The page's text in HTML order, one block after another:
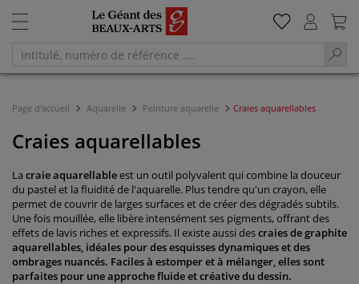
Page d'accueil Aquarelle Peinture aquarelle Craies aquarellables
Craies aquarellables
La craie aquarellableest un outil polyvalent qui combine la douceur
du pastel et la fluidité de l'aquarelle. Plus tendre qu'un crayon, elle
permet de couvrir de larges surfaces et de créer des dégradés subtils.
Une fois mouillée, elle libère intensément ses pigments, offrant des
effets de lavis riches et expressifs. Il existe aussi descraies de graphite
aquarellables, idéales pour des esquisses dynamiques et des
ombrages nuancés. Faciles à estomper et à mélanger, elles sont
parfaites pour une approche fluide et créative du dessin.